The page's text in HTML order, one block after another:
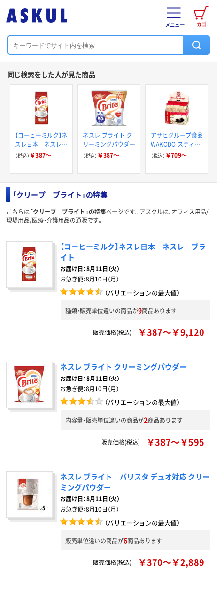
カゴ
メニュー
同じ検索をした人が見た商品
【コーヒーミルク】ネ
スレ日本 ネスレ
ブライト
（税込） ￥387～
ネスレ ブライト ク
リーミングパウダー
（税込） ￥387～
アサヒグループ食品
WAKODO スティッ
ク
（税込） ￥709～
「クリープ ブライト」の特集
こちらは「クリープ ブライト」の特集ページです。アスクルは、オフィス用品/
現場用品/医療・介護用品の通販です。
【コーヒーミルク】ネスレ日本 ネスレ ブラ
イト
お届け日：8月11日（火）
お急ぎ便：8月10日（月）
（バリエーションの最大値）
種類・販売単位違いの商品が9商品あります
販売価格(税込) ￥387～￥9,120
ネスレ ブライト クリーミングパウダー
お届け日：8月11日（火）
お急ぎ便：8月10日（月）
（バリエーションの最大値）
内容量・販売単位違いの商品が2商品あります
販売価格(税込) ￥387～￥595
ネスレ ブライト バリスタ デュオ対応 クリー
ミングパウダー
お届け日：8月11日（火）
お急ぎ便：8月10日（月）
（バリエーションの最大値）
販売単位違いの商品が6商品あります
販売価格(税込) ￥370～￥2,889